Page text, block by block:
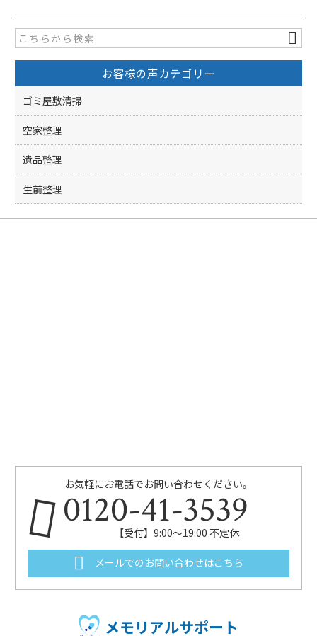
e
b
o
o
k
er
お客様の声カテゴリー
ゴミ屋敷清掃
空家整理
遺品整理
生前整理
お気軽にお電話でお問い合わせください。
0120-41-3539
【受付】9:00～19:00 不定休
メールでのお問い合わせはこちら
メモリアルサポート